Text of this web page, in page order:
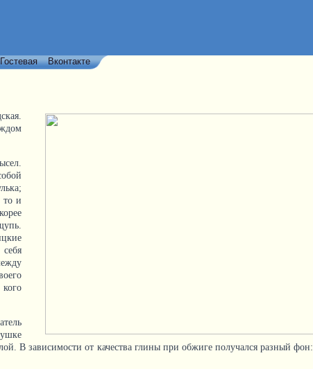
Гостевая Вконтакте
то и
В зависимости от качества глины при обжиге получался разный фон: